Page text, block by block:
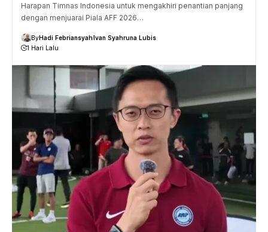
Harapan Timnas Indonesia untuk mengakhiri penantian panjang
dengan menjuarai Piala AFF 2026…
ByHadi FebriansyahIvan Syahruna Lubis
1 Hari Lalu